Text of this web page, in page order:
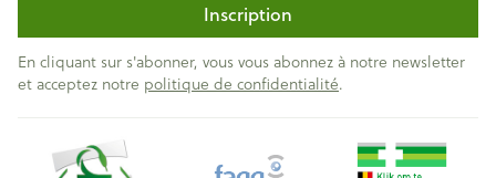
Inscription
En cliquant sur s'abonner, vous vous abonnez à notre newsletter
et acceptez notre politique de confidentialité.